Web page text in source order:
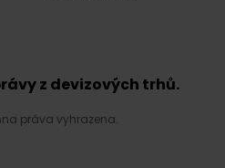
z devizových trhů.
práva vyhrazena.